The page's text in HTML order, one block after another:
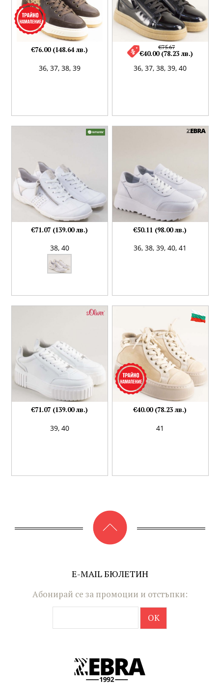
36, 37, 38, 39
€76.00 (148.64 лв.)
36,37,38,39,40
€75.67
€40.00 (78.23 лв.)
38, 40
€71.07 (139.00 лв.)
36,38,39,40,41
€50.11 (98.00 лв.)
39, 40
€71.07 (139.00 лв.)
41
€40.00 (78.23 лв.)
E-MAIL БЮЛЕТИН
Абонирай се за промоции и отстъпки: